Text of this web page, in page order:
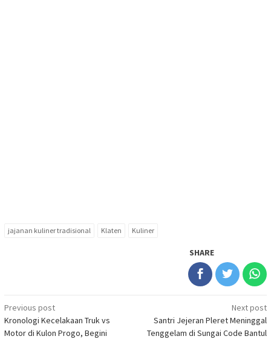
jajanan kuliner tradisional Klaten Kuliner
SHARE
Post
navigation
Previous post
Kronologi Kecelakaan Truk vs
Motor di Kulon Progo, Begini
Next post
Santri Jejeran Pleret Meninggal
Tenggelam di Sungai Code Bantul